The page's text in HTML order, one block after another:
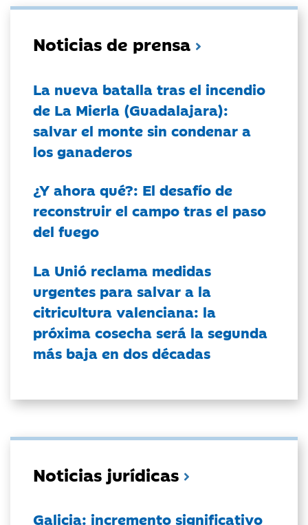
Noticias de prensa
La nueva batalla tras el incendio
de La Mierla (Guadalajara):
salvar el monte sin condenar a
los ganaderos
¿Y ahora qué?: El desafío de
reconstruir el campo tras el paso
del fuego
La Unió reclama medidas
urgentes para salvar a la
citricultura valenciana: la
próxima cosecha será la segunda
más baja en dos décadas
Noticias jurídicas
Galicia: incremento significativo